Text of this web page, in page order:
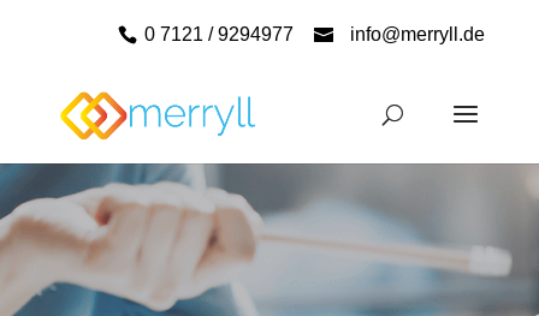
0 7121 / 9294977 info@merryll.de